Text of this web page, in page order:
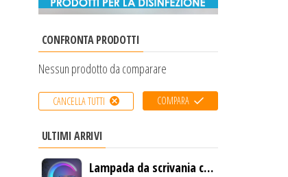
CONFRONTA PRODOTTI
Nessun prodotto da comparare
CANCELLA TUTTI COMPARA
ULTIMI ARRIVI
Lampada da scrivania con